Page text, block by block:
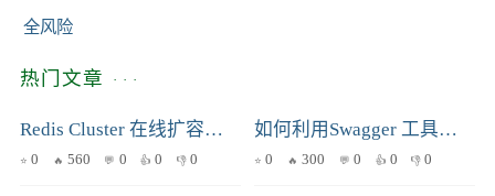
全风险
热门文章
Redis Cluster 在线扩容缩容秘籍：数据迁移的细节与注意事项
0 560 0 0 0
如何利用Swagger 工具提高API 文档质量?
0 300 0 0 0